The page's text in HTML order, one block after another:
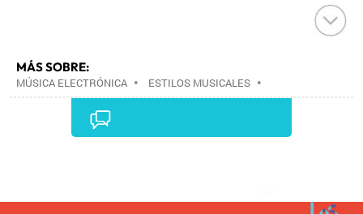
MÁS SOBRE:
MÚSICA ELECTRÓNICA • ESTILOS MUSICALES •
•